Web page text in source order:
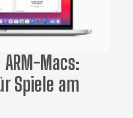
Macs:
Spiele am